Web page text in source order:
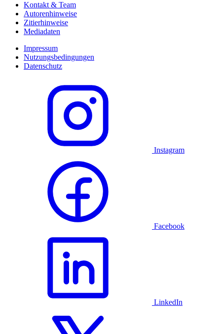
Kontakt & Team
Autorenhinweise
Zitierhinweise
Mediadaten
Impressum
Nutzungsbedingungen
Datenschutz
Instagram
Facebook
LinkedIn